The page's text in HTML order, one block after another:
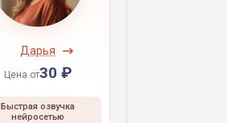
Дарья
Цена от30 ₽
Быстрая озвучка
нейросетью